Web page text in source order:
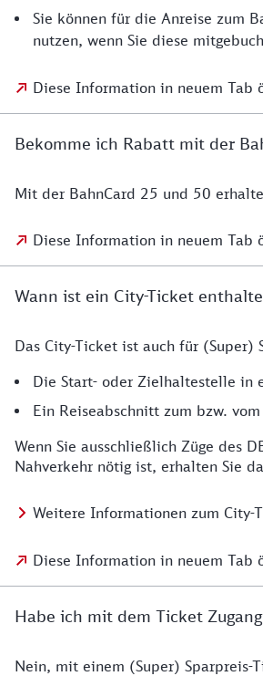
Sie können für die Anreise zum
nutzen, wenn Sie diese
Diese Information in neuem Tab
Bekomme ich Rabatt mit der
Mit der BahnCard 25 und 50
Diese Information in neuem Tab
Wann ist ein City-Ticket
Das City-Ticket ist auch für (Super)
Die Start- oder Zielhaltestelle in
Ein Reiseabschnitt zum bzw.
Wenn Sie ausschließlich Züge des
Nahverkehr nötig ist, erhalten Sie
Weitere Informationen zum City-
Diese Information in neuem Tab
Habe ich mit dem Ticket
Nein, mit einem (Super) Sparpreis-